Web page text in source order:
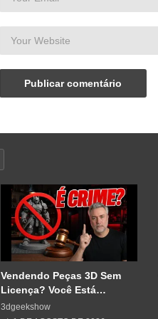
Vendendo Peças 3D Sem
Licença? Você Está
Cometendo um Erro GRAVE
3dgeekshow